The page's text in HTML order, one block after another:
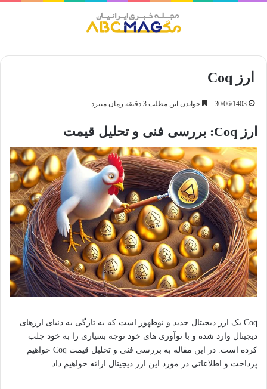
ارز Coq
30/06/1403 خواندن این مطلب 3 دقیقه زمان میبرد
ارز Coq: بررسی فنی و تحلیل قیمت
Coq یک ارز دیجیتال جدید و نوظهور است که به تازگی به دنیای ارزهای
دیجیتال وارد شده و با نوآوری های خود توجه بسیاری را به خود جلب
کرده است. در این مقاله به بررسی فنی و تحلیل قیمت Coq خواهیم
پرداخت و اطلاعاتی در مورد این ارز دیجیتال ارائه خواهیم داد.